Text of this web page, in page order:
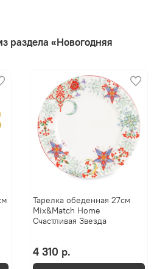
раздела «Новогодняя
Тарелка обеденная 27см
Mix&Match Home
Счастливая Звезда
4 310 р.